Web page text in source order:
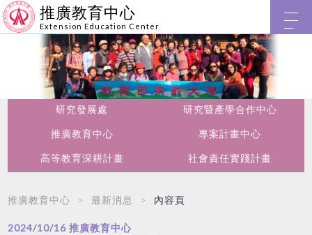
推廣教育中心
Extension Education Center
研究發展處 研究暨產學合作中心
推廣教育中心 專案計畫中心
高等教育深耕計畫 社會責任實踐計畫
推廣教育中心 最新消息 內容頁
2024/10/16推廣教育中心